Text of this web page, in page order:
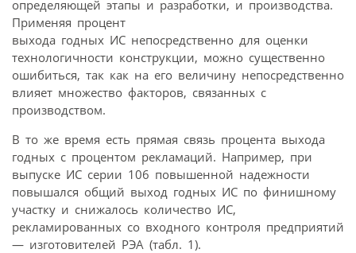
определяющей этапы и разработки, и производства.
Применяя процент
выхода годных ИС непосредственно для оценки
технологичности конструкции, можно существенно
ошибиться, так как на его величину непосредственно
влияет множество факторов, связанных с
производством.
В то же время есть прямая связь процента выхода
годных с процентом рекламаций. Например, при
выпуске ИС серии 106 повышенной надежности
повышался общий выход годных ИС по финишному
участку и снижалось количество ИС,
рекламированных со входного контроля предприятий
— изготовителей РЭА (табл. 1).